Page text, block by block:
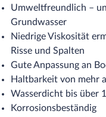
Umweltfreundlich –
Grundwasser
Niedrige Viskosität
Risse und Spalten
Gute Anpassung an
Haltbarkeit von mehr
Wasserdicht bis über
Korrosionsbeständig